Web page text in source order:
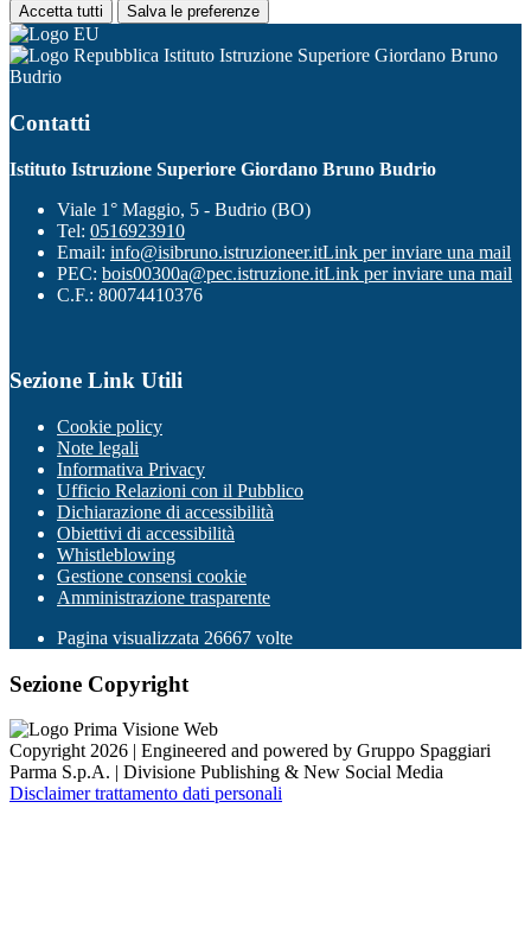
Accetta tutti Salva le preferenze
Istituto Istruzione Superiore Giordano Bruno
Budrio
Contatti
Istituto Istruzione Superiore Giordano Bruno Budrio
Viale 1° Maggio, 5 - Budrio (BO)
Tel: 0516923910
Email: info@isibruno.istruzioneer.itLink per inviare una mail
PEC: bois00300a@pec.istruzione.itLink per inviare una mail
C.F.: 80074410376
Sezione Link Utili
Cookie policy
Note legali
Informativa Privacy
Ufficio Relazioni con il Pubblico
Dichiarazione di accessibilità
Obiettivi di accessibilità
Whistleblowing
Gestione consensi cookie
Amministrazione trasparente
Pagina visualizzata 26667 volte
Sezione Copyright
Copyright 2026 | Engineered and powered by Gruppo Spaggiari
Parma S.p.A. | Divisione Publishing & New Social Media
Disclaimer trattamento dati personali